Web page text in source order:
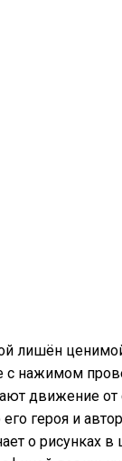
примеряет на
лицо, кукла
же
деревенского
в
лишён
с нажимом
движение от
героя и
о рисунках в